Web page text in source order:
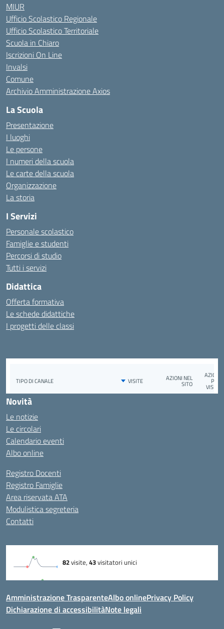
MIUR
Ufficio Scolastico Regionale
Ufficio Scolastico Territoriale
Scuola in Chiaro
Iscrizioni On Line
Invalsi
Comune
Archivio Amministrazione Axios
La Scuola
Presentazione
I luoghi
Le persone
I numeri della scuola
Le carte della scuola
Organizzazione
La storia
I Servizi
Personale scolastico
Famiglie e studenti
Percorsi di studio
Tutti i servizi
Didattica
Offerta formativa
Le schede didattiche
I progetti delle classi
Novità
Le notizie
Le circolari
Calendario eventi
Albo online
Registro Docenti
Registro Famiglie
Area riservata ATA
Modulistica segreteria
Contatti
Amministrazione TrasparenteAlbo onlinePrivacy Policy
Dichiarazione di accessibilitàNote legali